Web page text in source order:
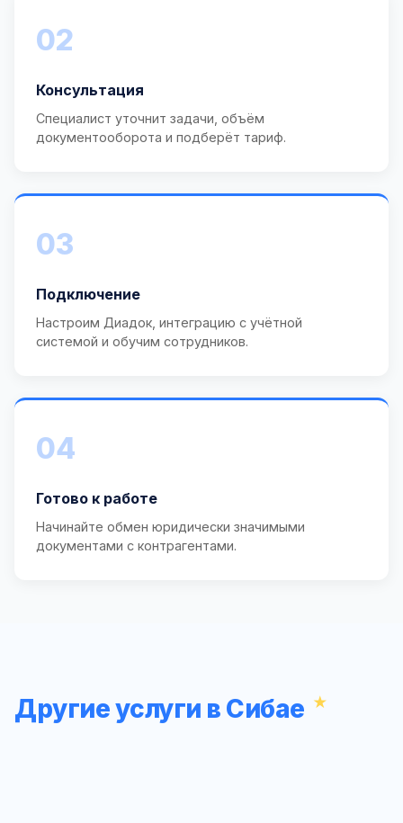
02
Консультация
Специалист уточнит задачи, объём
документооборота и подберёт тариф.
03
Подключение
Настроим Диадок, интеграцию с учётной
системой и обучим сотрудников.
04
Готово к работе
Начинайте обмен юридически значимыми
документами с контрагентами.
Другие услуги в Сибае